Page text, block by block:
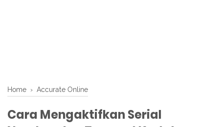
Home › Accurate Online
Cara Mengaktifkan Serial